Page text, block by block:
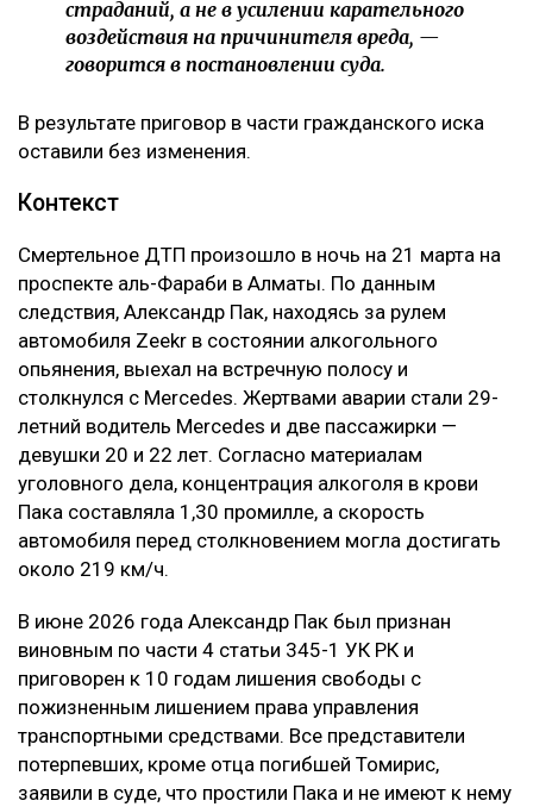
страданий, а не в усилении карательного
воздействия на причинителя вреда, —
говорится в постановлении суда.
В результате приговор в части гражданского иска
оставили без изменения.
Контекст
Смертельное ДТП произошло в ночь на 21 марта на
проспекте аль-Фараби в Алматы. По данным
следствия, Александр Пак, находясь за рулем
автомобиля Zeekr в состоянии алкогольного
опьянения, выехал на встречную полосу и
столкнулся с Mercedes. Жертвами аварии стали 29-
летний водитель Mercedes и две пассажирки —
девушки 20 и 22 лет. Согласно материалам
уголовного дела, концентрация алкоголя в крови
Пака составляла 1,30 промилле, а скорость
автомобиля перед столкновением могла достигать
около 219 км/ч.
В июне 2026 года Александр Пак был признан
виновным по части 4 статьи 345-1 УК РК и
приговорен к 10 годам лишения свободы с
пожизненным лишением права управления
транспортными средствами. Все представители
потерпевших, кроме отца погибшей Томирис,
заявили в суде, что простили Пака и не имеют к нему